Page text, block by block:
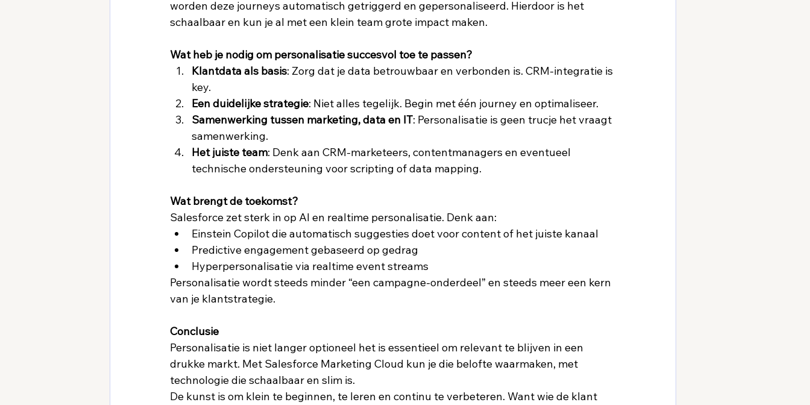
worden deze journeys automatisch getriggerd en gepersonaliseerd. Hierdoor is het
schaalbaar en kun je al met een klein team grote impact maken.
Wat heb je nodig om personalisatie succesvol toe te passen?
Klantdata als basis: Zorg dat je data betrouwbaar en verbonden is. CRM-integratie is
key.
Een duidelijke strategie: Niet alles tegelijk. Begin met één journey en optimaliseer.
Samenwerking tussen marketing, data en IT: Personalisatie is geen trucje het vraagt
samenwerking.
Het juiste team: Denk aan CRM-marketeers, contentmanagers en eventueel
technische ondersteuning voor scripting of data mapping.
Wat brengt de toekomst?
Salesforce zet sterk in op AI en realtime personalisatie. Denk aan:
Einstein Copilot die automatisch suggesties doet voor content of het juiste kanaal
Predictive engagement gebaseerd op gedrag
Hyperpersonalisatie via realtime event streams
Personalisatie wordt steeds minder “een campagne-onderdeel” en steeds meer een kern
van je klantstrategie.
Conclusie
Personalisatie is niet langer optioneel het is essentieel om relevant te blijven in een
drukke markt. Met Salesforce Marketing Cloud kun je die belofte waarmaken, met
technologie die schaalbaar en slim is.
De kunst is om klein te beginnen, te leren en continu te verbeteren. Want wie de klant